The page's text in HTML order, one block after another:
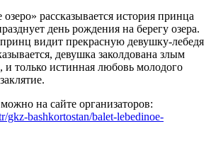
рассказывается история принца
день рождения на берегу озера.
видит прекрасную девушку-лебедя
девушка заколдована злым
и только истинная любовь молодого
на сайте организаторов:
gkz-bashkortostan/balet-lebedinoe-